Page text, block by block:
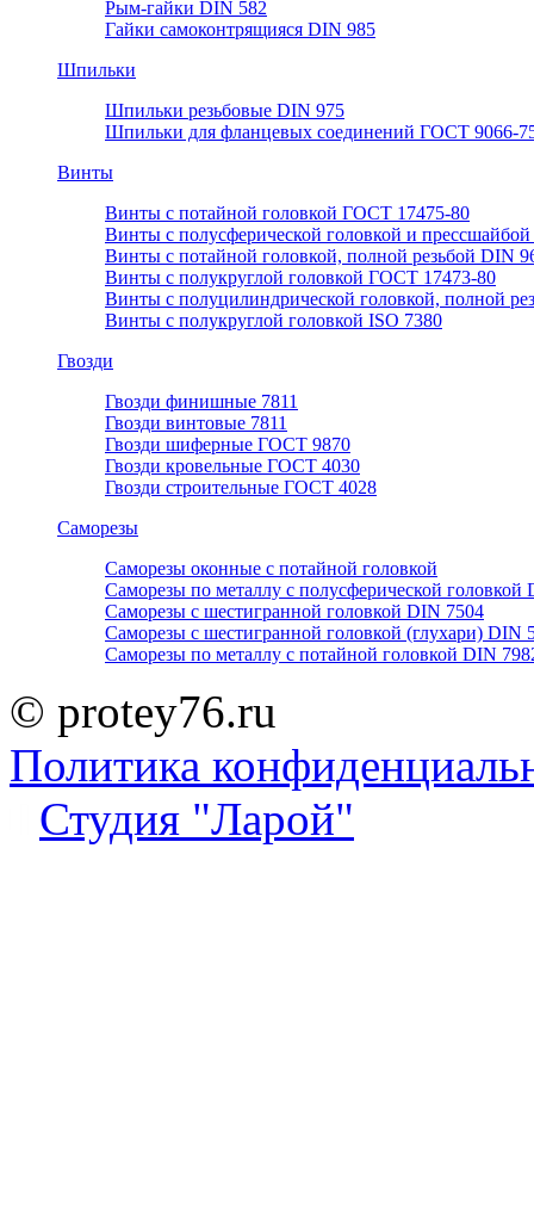
Рым-гайки DIN 582
Гайки самоконтрящияся DIN 985
Шпильки
Шпильки резьбовые DIN 975
Шпильки для фланцевых соединений ГОСТ 9066-
Винты
Винты с потайной головкой ГОСТ 17475-80
Винты с полусферической головкой и
Винты с потайной головкой, полной резьбой DIN
Винты с полукруглой головкой ГОСТ 17473-80
Винты с полуцилиндрической головкой, полной
Винты с полукруглой головкой ISO 7380
Гвозди
Гвозди финишные 7811
Гвозди винтовые 7811
Гвозди шиферные ГОСТ 9870
Гвозди кровельные ГОСТ 4030
Гвозди строительные ГОСТ 4028
Саморезы
Саморезы оконные с потайной головкой
Саморезы по металлу с полусферической головкой
Саморезы с шестигранной головкой DIN 7504
Саморезы с шестигранной головкой (глухари) DIN
Саморезы по металлу с потайной головкой DIN
© protey76.ru
Политика
Студия "Ларой"